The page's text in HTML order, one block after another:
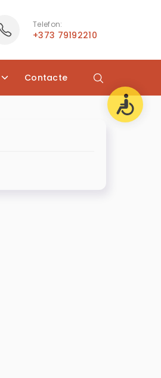
Telefon:
+373 79192210
Contacte